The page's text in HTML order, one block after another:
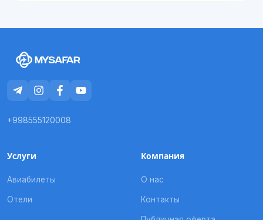
+998555120008
Услуги
Авиабилеты
Отели
Компания
О нас
Контакты